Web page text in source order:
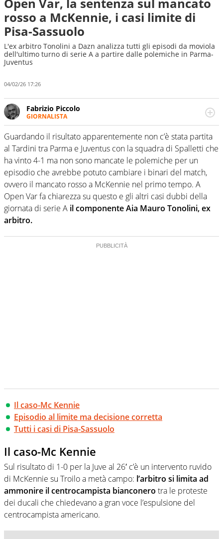
rosso a McKennie, i casi limite di
Pisa-Sassuolo
L'ex arbitro Tonolini a Dazn analizza tutti gli episodi da moviola
dell'ultimo turno di serie A a partire dalle polemiche in Parma-
Juventus
04/02/26 17:26
Fabrizio Piccolo
GIORNALISTA
Nella sua carriera ha seguito numerose manifestazioni
sportive e collaborato con agenzie e testate. Esperienza,
competenza, conoscenza e memoria storica. Si occupa
prevalentemente di calcio
Guardando il risultato apparentemente non c’è stata partita
al Tardini tra Parma e Juventus con la squadra di Spalletti che
ha vinto 4-1 ma non sono mancate le polemiche per un
episodio che avrebbe potuto cambiare i binari del match,
ovvero il mancato rosso a McKennie nel primo tempo. A
Open Var fa chiarezza su questo e gli altri casi dubbi della
giornata di serie A il componente Aia Mauro Tonolini, ex
arbitro.
Il caso-Mc Kennie
Episodio al limite ma decisione corretta
Tutti i casi di Pisa-Sassuolo
Il caso-Mc Kennie
Sul risultato di 1-0 per la Juve al 26′ c’è un intervento ruvido
di McKennie su Troilo a metà campo: l’arbitro si limita ad
ammonire il centrocampista bianconero tra le proteste
dei ducali che chiedevano a gran voce l’espulsione del
centrocampista americano.